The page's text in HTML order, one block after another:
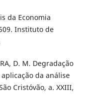
da Economia
Instituto de
D. M. Degradação
da análise
Cristóvão, a. XXIII,